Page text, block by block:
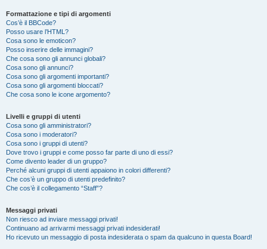
Formattazione e tipi di argomenti
Cos’è il BBCode?
Posso usare l’HTML?
Cosa sono le emoticon?
Posso inserire delle immagini?
Che cosa sono gli annunci globali?
Cosa sono gli annunci?
Cosa sono gli argomenti importanti?
Cosa sono gli argomenti bloccati?
Che cosa sono le icone argomento?
Livelli e gruppi di utenti
Cosa sono gli amministratori?
Cosa sono i moderatori?
Cosa sono i gruppi di utenti?
Dove trovo i gruppi e come posso far parte di uno di essi?
Come divento leader di un gruppo?
Perché alcuni gruppi di utenti appaiono in colori differenti?
Che cos’è un gruppo di utenti predefinito?
Che cos’è il collegamento “Staff”?
Messaggi privati
Non riesco ad inviare messaggi privati!
Continuano ad arrivarmi messaggi privati indesiderati!
Ho ricevuto un messaggio di posta indesiderata o spam da qualcuno in questa Board!